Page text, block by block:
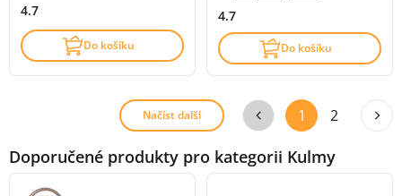
4.7
Do košíku
4.7
Do košíku
Načíst další 1 2
Doporučené produkty pro kategorii Kulmy